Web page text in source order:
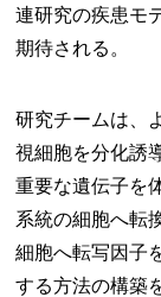
連研究の疾患モ
期待される。
研究チームは、
視細胞を分化誘
重要な遺伝子を
系統の細胞へ転
細胞へ転写因子
する方法の構築